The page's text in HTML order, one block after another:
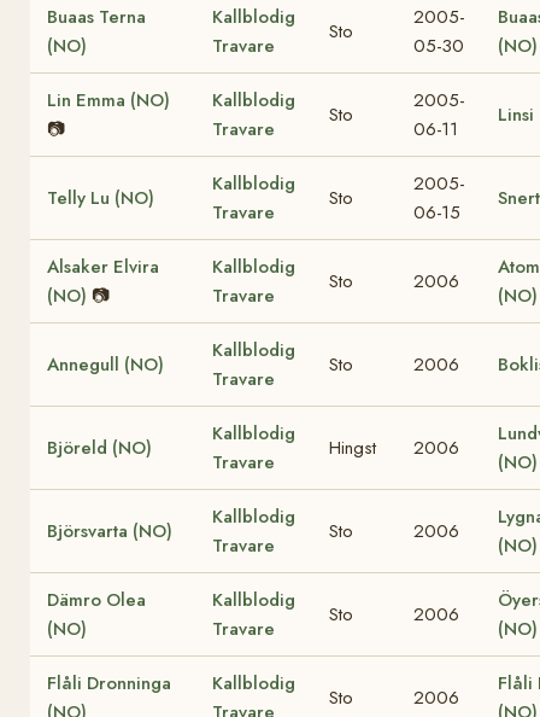
Buaas Terna
(NO)
Kallblodig
Travare
Sto
2005-
05-30
(NO)
Lin Emma (NO)
📷
Kallblodig
Travare
Sto
2005-
06-11
Telly Lu (NO)
Kallblodig
Travare
Sto
2005-
06-15
Alsaker Elvira
(NO) 📷
Kallblodig
Travare
Sto 2006
(NO)
Annegull (NO)
Kallblodig
Travare
Sto 2006
Björeld (NO)
Kallblodig
Travare
Hingst 2006
(NO)
Björsvarta (NO)
Kallblodig
Travare
Sto 2006
(NO)
Dämro Olea
(NO)
Kallblodig
Travare
Sto 2006
(NO)
Flåli Dronninga
Kallblodig
Sto 2006
Flåli